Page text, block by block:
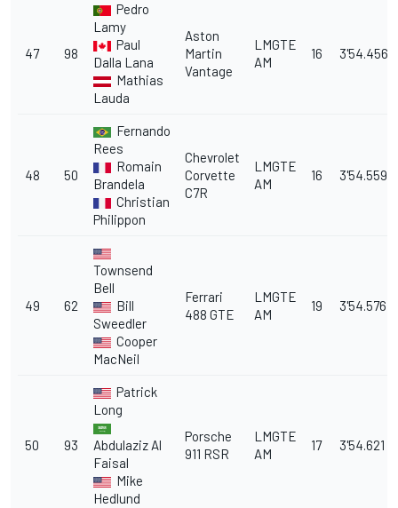
47 98
Pedro
Lamy
Paul
Dalla Lana
Mathias
Lauda
Aston
Martin
Vantage
LMGTE
AM
16 3'54.456
48 50
Fernando
Rees
Romain
Brandela
Christian
Philippon
Chevrolet
Corvette
C7R
LMGTE
AM
16 3'54.559
49 62
Townsend
Bell
Bill
Sweedler
Cooper
MacNeil
Ferrari
488 GTE
LMGTE
AM
19 3'54.576
50 93
Patrick
Long
Abdulaziz Al
Faisal
Mike
Hedlund
Porsche
911 RSR
LMGTE
AM
17 3'54.621